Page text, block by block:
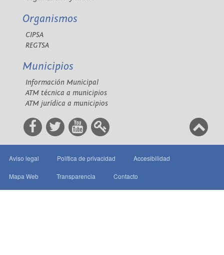
Organismos
CIPSA
REGTSA
Municipios
Información Municipal
ATM técnica a municipios
ATM jurídica a municipios
Aviso legal Política de privacidad Accesibilidad
Mapa Web Transparencia Contacto